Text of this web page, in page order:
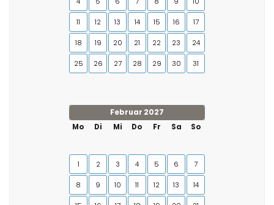
11 12 13 14 15 16 17
18 19 20 21 22 23 24
25 26 27 28 29 30 31
Februar 2027
Mo
Di Mi Do Fr Sa So
1 2 3 4 5 6 7
8 9 10 11 12 13 14